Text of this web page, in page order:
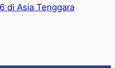
di Asia Tenggara